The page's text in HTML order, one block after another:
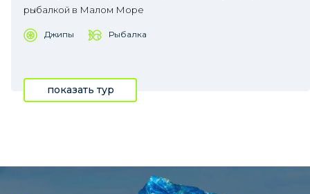
рыбалкой в Малом Море
Джипы Рыбалка
показать тур